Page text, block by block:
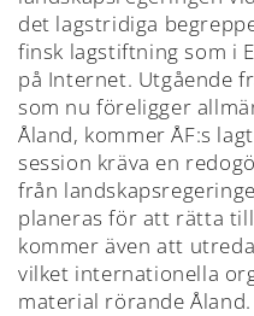
det lagstridiga
finsk lagstiftning som i
på Internet. Utgående
som nu föreligger
Åland, kommer ÅF:s
session kräva en
från
planeras för att rätta
kommer även att
vilket internationella
material rörande Åland.